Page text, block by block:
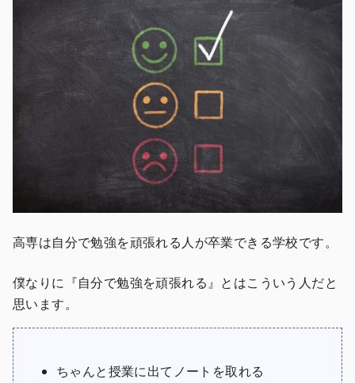
高専は自分で勉強を頑張れる人が卒業できる学校です。
僕なりに『自分で勉強を頑張れる』とはこういう人だと
思います。
ちゃんと授業に出てノートを取れる